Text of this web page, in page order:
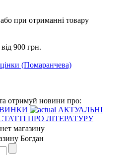
при отриманні товару
900 грн.
(Помаранчева)
отримуй новини про:
АКТУАЛЬНІ
ПРО ЛІТЕРАТУРУ
магазину
Богдан